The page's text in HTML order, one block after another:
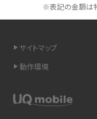
スマホや携帯端末の通信
を解説
LINEの引き継ぎ方法は？
非通知設定とは？184で
※表記の金額は
サイトマップ
動作環境